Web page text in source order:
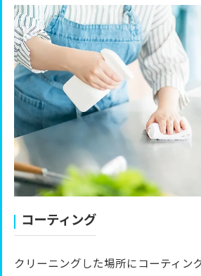
コーティング
クリーニングした場所にコーティン